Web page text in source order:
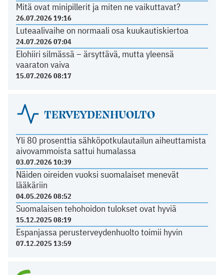
Mitä ovat minipillerit ja miten ne vaikuttavat?
26.07.2026 19:16
Luteaalivaihe on normaali osa kuukautiskiertoa
24.07.2026 07:04
Elohiiri silmässä – ärsyttävä, mutta yleensä
vaaraton vaiva
15.07.2026 08:17
TERVEYDENHUOLTO
Yli 80 prosenttia sähköpotkulautailun aiheuttamista
aivovammoista sattui humalassa
03.07.2026 10:39
Näiden oireiden vuoksi suomalaiset menevät
lääkäriin
04.05.2026 08:52
Suomalaisen tehohoidon tulokset ovat hyviä
15.12.2025 08:19
Espanjassa perusterveydenhuolto toimii hyvin
07.12.2025 13:59